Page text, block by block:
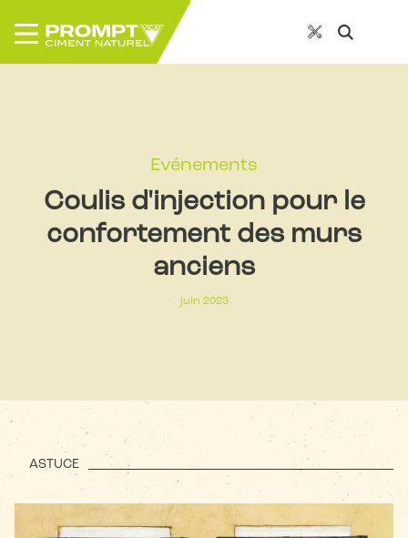
Evénements
Coulis d'injection pour le
confortement des murs
anciens
juin 2023
ASTUCE